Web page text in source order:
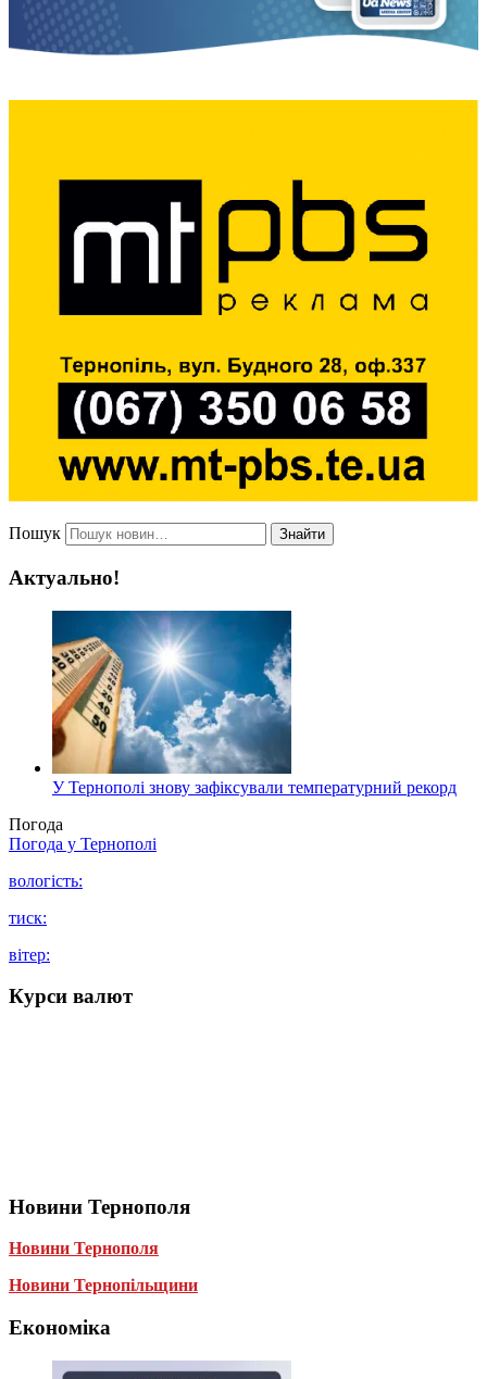
Пошук Знайти
Актуально!
У Тернополі знову зафіксували температурний рекорд
Погода
Погода у Тернополі
вологість:
тиск:
вітер:
Курси валют
Новини Тернополя
Новини Тернополя
Новини Тернопільщини
Економіка